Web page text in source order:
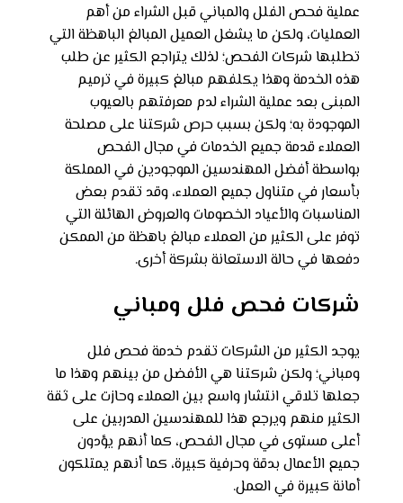
عملية فحص الفلل والمباني قبل الشراء من أهم
العمليات، ولكن ما يشغل العميل المبالغ الباهظة التي
تطلبها شركات الفحص؛ لذلك يتراجع الكثير عن طلب
هذه الخدمة وهذا يكلفهم مبالغ كبيرة في ترميم
المبنى بعد عملية الشراء لدم معرفتهم بالعيوب
الموجودة به؛ ولكن بسبب حرص شركتنا على مصلحة
العملاء قدمة جميع الخدمات في مجال الفحص
بواسطة أفضل المهندسين الموجودين في المملكة
بأسعار في متناول جميع العملاء، وقد تقدم بعض
المناسبات والأعياد الخصومات والعروض الهائلة التي
توفر على الكثير من العملاء مبالغ باهظة من الممكن
دفعها في حالة الاستعانة بشركة أخرى.
شركات فحص فلل ومباني
يوجد الكثير من الشركات تقدم خدمة فحص فلل
ومباني؛ ولكن شركتنا هي الأفضل من بينهم وهذا ما
جعلها تلاقي انتشار واسع بين العملاء وحازت على ثقة
الكثير منهم ويرجع هذا للمهندسين المدربين على
أعلى مستوى في مجال الفحص، كما أنهم يؤدون
جميع الأعمال بدقة وحرفية كبيرة، كما أنهم يمتلكون
أمانة كبيرة في العمل.